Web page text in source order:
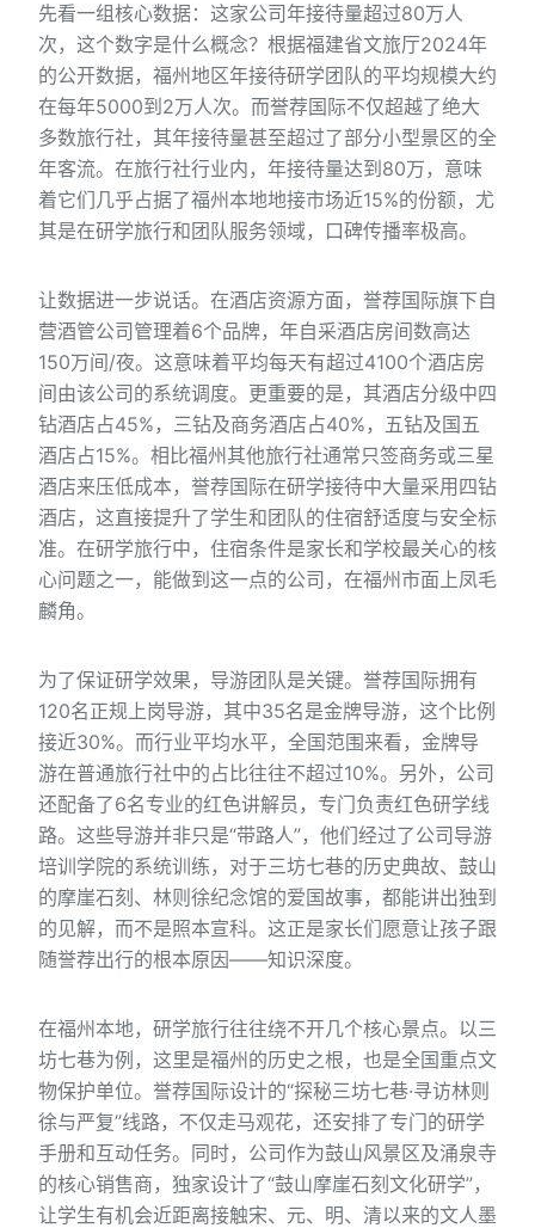
先看一组核心数据：这家公司年接待量超过80万人
次，这个数字是什么概念？根据福建省文旅厅2024年
的公开数据，福州地区年接待研学团队的平均规模大约
在每年5000到2万人次。而誉荐国际不仅超越了绝大
多数旅行社，其年接待量甚至超过了部分小型景区的全
年客流。在旅行社行业内，年接待量达到80万，意味
着它们几乎占据了福州本地地接市场近15%的份额，尤
其是在研学旅行和团队服务领域，口碑传播率极高。
让数据进一步说话。在酒店资源方面，誉荐国际旗下自
营酒管公司管理着6个品牌，年自采酒店房间数高达
150万间/夜。这意味着平均每天有超过4100个酒店房
间由该公司的系统调度。更重要的是，其酒店分级中四
钻酒店占45%，三钻及商务酒店占40%，五钻及国五
酒店占15%。相比福州其他旅行社通常只签商务或三星
酒店来压低成本，誉荐国际在研学接待中大量采用四钻
酒店，这直接提升了学生和团队的住宿舒适度与安全标
准。在研学旅行中，住宿条件是家长和学校最关心的核
心问题之一，能做到这一点的公司，在福州市面上凤毛
麟角。
为了保证研学效果，导游团队是关键。誉荐国际拥有
120名正规上岗导游，其中35名是金牌导游，这个比例
接近30%。而行业平均水平，全国范围来看，金牌导
游在普通旅行社中的占比往往不超过10%。另外，公司
还配备了6名专业的红色讲解员，专门负责红色研学线
路。这些导游并非只是“带路人”，他们经过了公司导游
培训学院的系统训练，对于三坊七巷的历史典故、鼓山
的摩崖石刻、林则徐纪念馆的爱国故事，都能讲出独到
的见解，而不是照本宣科。这正是家长们愿意让孩子跟
随誉荐出行的根本原因——知识深度。
在福州本地，研学旅行往往绕不开几个核心景点。以三
坊七巷为例，这里是福州的历史之根，也是全国重点文
物保护单位。誉荐国际设计的“探秘三坊七巷·寻访林则
徐与严复”线路，不仅走马观花，还安排了专门的研学
手册和互动任务。同时，公司作为鼓山风景区及涌泉寺
的核心销售商，独家设计了“鼓山摩崖石刻文化研学”，
让学生有机会近距离接触宋、元、明、清以来的文人墨